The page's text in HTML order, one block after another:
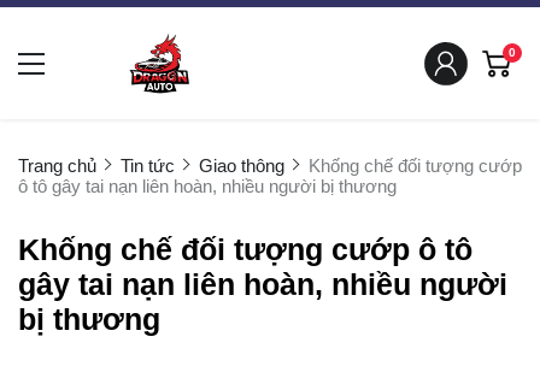
0
Trang chủ Tin tức Giao thông
Khống chế đối tượng cướp
ô tô gây tai nạn liên hoàn, nhiều người bị thương
Khống chế đối tượng cướp ô tô
gây tai nạn liên hoàn, nhiều người
bị thương